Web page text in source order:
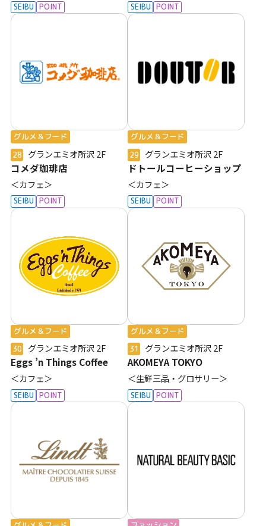
SEIBU POINT SEIBU POINT
グルメ＆フード
28
グランエミオ所沢2F
コメダ珈琲店
＜カフェ＞
SEIBU POINT
グルメ＆フード
29
グランエミオ所沢2F
ドトールコーヒーショップ
＜カフェ＞
SEIBU POINT
グルメ＆フード
30
グランエミオ所沢2F
Eggs ’n Things Coffee
＜カフェ＞
SEIBU POINT
グルメ＆フード
31
グランエミオ所沢2F
AKOMEYA TOKYO
＜生鮮三品・グロサリー＞
SEIBU POINT